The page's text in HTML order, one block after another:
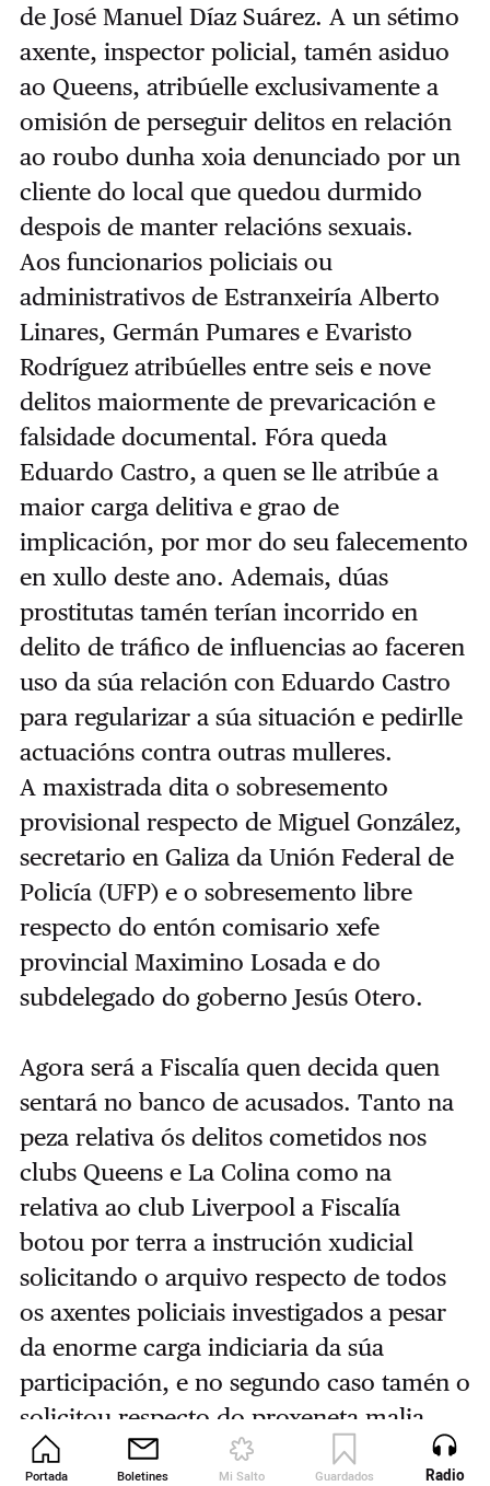
Portada Boletines Mi Salto Guardados Revista
de José Manuel Díaz Suárez. A un sétimo
axente, inspector policial, tamén asiduo
ao Queens, atribúelle exclusivamente a
omisión de perseguir delitos en relación
ao roubo dunha xoia denunciado por un
cliente do local que quedou durmido
despois de manter relacións sexuais.
Aos funcionarios policiais ou
administrativos de Estranxeiría Alberto
Linares, Germán Pumares e Evaristo
Rodríguez atribúelles entre seis e nove
delitos maiormente de prevaricación e
falsidade documental. Fóra queda
Eduardo Castro, a quen se lle atribúe a
maior carga delitiva e grao de
implicación, por mor do seu falecemento
en xullo deste ano. Ademais, dúas
prostitutas tamén terían incorrido en
delito de tráfico de influencias ao faceren
uso da súa relación con Eduardo Castro
para regularizar a súa situación e pedirlle
actuacións contra outras mulleres.
A maxistrada dita o sobresemento
provisional respecto de Miguel González,
secretario en Galiza da Unión Federal de
Policía (UFP) e o sobresemento libre
respecto do entón comisario xefe
provincial Maximino Losada e do
subdelegado do goberno Jesús Otero.
Agora será a Fiscalía quen decida quen
sentará no banco de acusados. Tanto na
peza relativa ós delitos cometidos nos
clubs Queens e La Colina como na
relativa ao club Liverpool a Fiscalía
botou por terra a instrución xudicial
solicitando o arquivo respecto de todos
os axentes policiais investigados a pesar
da enorme carga indiciaria da súa
participación, e no segundo caso tamén o
solicitou respecto do proxeneta malia
darse por probado que alí se prostituíron
Radio